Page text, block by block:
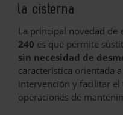
la cisterna
La principal novedad de
240 es que permite
sin necesidad de
característica orientada
intervención y facilitar
operaciones de